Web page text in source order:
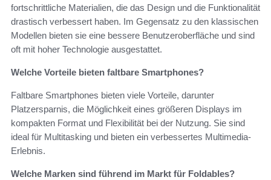
fortschrittliche Materialien, die das Design und die Funktionalität
drastisch verbessert haben. Im Gegensatz zu den klassischen
Modellen bieten sie eine bessere Benutzeroberfläche und sind
oft mit hoher Technologie ausgestattet.
Welche Vorteile bieten faltbare Smartphones?
Faltbare Smartphones bieten viele Vorteile, darunter
Platzersparnis, die Möglichkeit eines größeren Displays im
kompakten Format und Flexibilität bei der Nutzung. Sie sind
ideal für Multitasking und bieten ein verbessertes Multimedia-
Erlebnis.
Welche Marken sind führend im Markt für Foldables?